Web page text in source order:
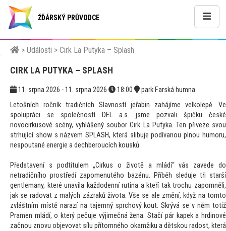
ŽĎÁRSKÝ PRŮVODCE
> Události > Cirk La Putyka – Splash
CIRK LA PUTYKA – SPLASH
11. srpna 2026 - 11. srpna 2026 18:00
park Farská humna
Letošních ročník tradičních Slavností jeřabin zahájíme velkolepě. Ve
spolupráci se společností DEL a.s. jsme pozvali špičku české
novocirkusové scény, vyhlášený soubor Cirk La Putyka. Ten přiveze svou
strhující show s názvem SPLASH, která slibuje podívanou plnou humoru,
nespoutané energie a dechberoucích kousků.
Představení s podtitulem „Cirkus o životě a mládí“ vás zavede do
netradičního prostředí zapomenutého bazénu. Příběh sleduje tři starší
gentlemany, které unavila každodenní rutina a kteří tak trochu zapomněli,
jak se radovat z malých zázraků života. Vše se ale změní, když na tomto
zvláštním místě narazí na tajemný sprchový kout. Skrývá se v něm totiž
Pramen mládí, o který pečuje výjimečná žena. Stačí pár kapek a hrdinové
začnou znovu objevovat sílu přítomného okamžiku a dětskou radost, která